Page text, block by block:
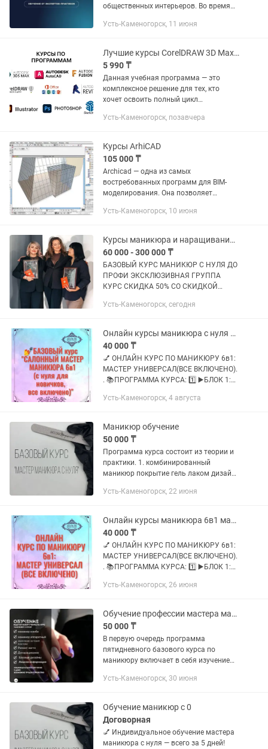
общественных интерьеров. Во время
теоретические знания, так и
композицию,...
Усть-Каменогорск, 11 июня
Лучшие курсы CorelDRAW 3D Max Revit AutoCAD Photoshop Illustrator Fusion 3
5 990 ₸
Данная учебная программа — это
комплексное решение для тех, кто
хочет освоить полный цикл
чертежа до фотореалистичной
производства. Все...
Усть-Каменогорск, позавчера
Курсы ArhiCAD
105 000 ₸
Archicad — одна из самых
востребованных программ для BIM-
моделирования. Она позволяет
реальных объектов — зданий,
и мебели. Специалисты...
Усть-Каменогорск, 10 июня
Курсы маникюра и наращивания ногтей
60 000 - 300 000 ₸
БАЗОВЫЙ КУРС МАНИКЮР С НУЛЯ ДО
ПРОФИ ЭКСКЛЮЗИВНАЯ ГРУППА
КУРС СКИДКА 50% СО СКИДКОЙ
предзапись учеников идёт. Даты курса
уже...
Усть-Каменогорск, сегодня
Онлайн курсы маникюра с нуля для новичков 6в1 все включено
40 000 ₸
💅 ОНЛАЙН КУРС ПО МАНИКЮРУ 6в1:
МАСТЕР УНИВЕРСАЛ(ВСЕ ВКЛЮЧЕНО).
. 📚ПРОГРАММА КУРСА: 1️⃣ ▶️БЛОК 1:
«КОМБИНИРОВАННЫЙ И
3: «ДИЗАЙНЫ НА...
Усть-Каменогорск, 4 августа
Маникюр обучение
50 000 ₸
Программа курса состоит из теории и
практики. 1. комбинированный
маникюр покрытие гель лаком дизайн
пластины гелем, базой, акрилом,
Усть-Каменогорск, 22 июня
Онлайн курсы маникюра 6в1 мастер универсал(все включено)
40 000 ₸
💅 ОНЛАЙН КУРС ПО МАНИКЮРУ 6в1:
МАСТЕР УНИВЕРСАЛ(ВСЕ ВКЛЮЧЕНО).
. 📚ПРОГРАММА КУРСА: 1️⃣ ▶️БЛОК 1:
«КОМБИНИРОВАННЫЙ И
3: «ДИЗАЙНЫ НА...
Усть-Каменогорск, 26 июня
Обучение профессии мастера маникюра
50 000 ₸
В первую очередь программа
пятидневного базового курса по
маникюру включает в себя изучение
маникюра. Это самые популярные
должен владеть...
Усть-Каменогорск, 30 июня
Обучение маникюр с 0
Договорная
💅 Индивидуальное обучение мастера
маникюра с нуля — всего за 5 дней!